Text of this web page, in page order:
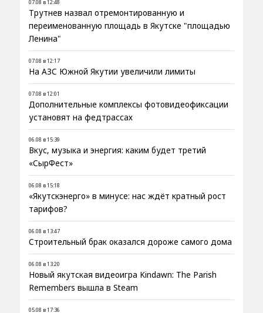
07.08 в 12:48
Трутнев назвал отремонтированную и
переименованную площадь в Якутске "площадью
Ленина"
07.08 в 12:17
На АЗС Южной Якутии увеличили лимиты
07.08 в 12:01
Дополнительные комплексы фотовидеофиксации
установят на федтрассах
06.08 в 15:39
Вкус, музыка и энергия: каким будет третий
«СырФест»
06.08 в 15:18
«Якутскэнерго» в минусе: нас ждёт кратный рост
тарифов?
06.08 в 13:47
Строительный брак оказался дороже самого дома
06.08 в 13:20
Новый якутская видеоигра Kindawn: The Parish
Remembers вышла в Steam
05.08 в 17:36